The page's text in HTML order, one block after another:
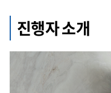
진행자 소개